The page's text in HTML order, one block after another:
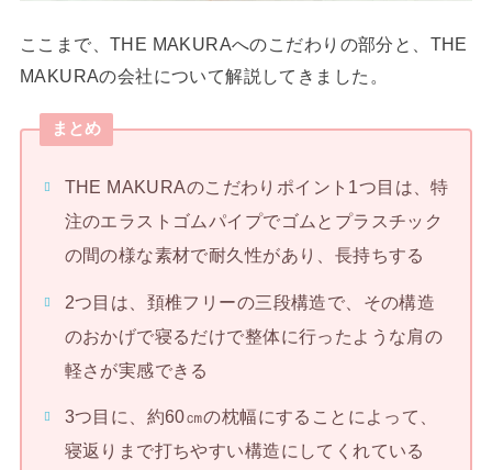
ここまで、THE MAKURAへのこだわりの部分と、THE
MAKURAの会社について解説してきました。
まとめ
THE MAKURAのこだわりポイント1つ目は、特
注のエラストゴムパイプでゴムとプラスチック
の間の様な素材で耐久性があり、長持ちする
2つ目は、頚椎フリーの三段構造で、その構造
のおかげで寝るだけで整体に行ったような肩の
軽さが実感できる
3つ目に、約60㎝の枕幅にすることによって、
寝返りまで打ちやすい構造にしてくれている